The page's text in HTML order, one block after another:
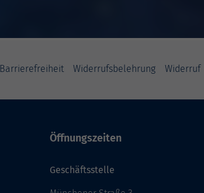
Barrierefreiheit Widerrufsbelehrung Widerruf
Öffnungszeiten
Geschäftsstelle